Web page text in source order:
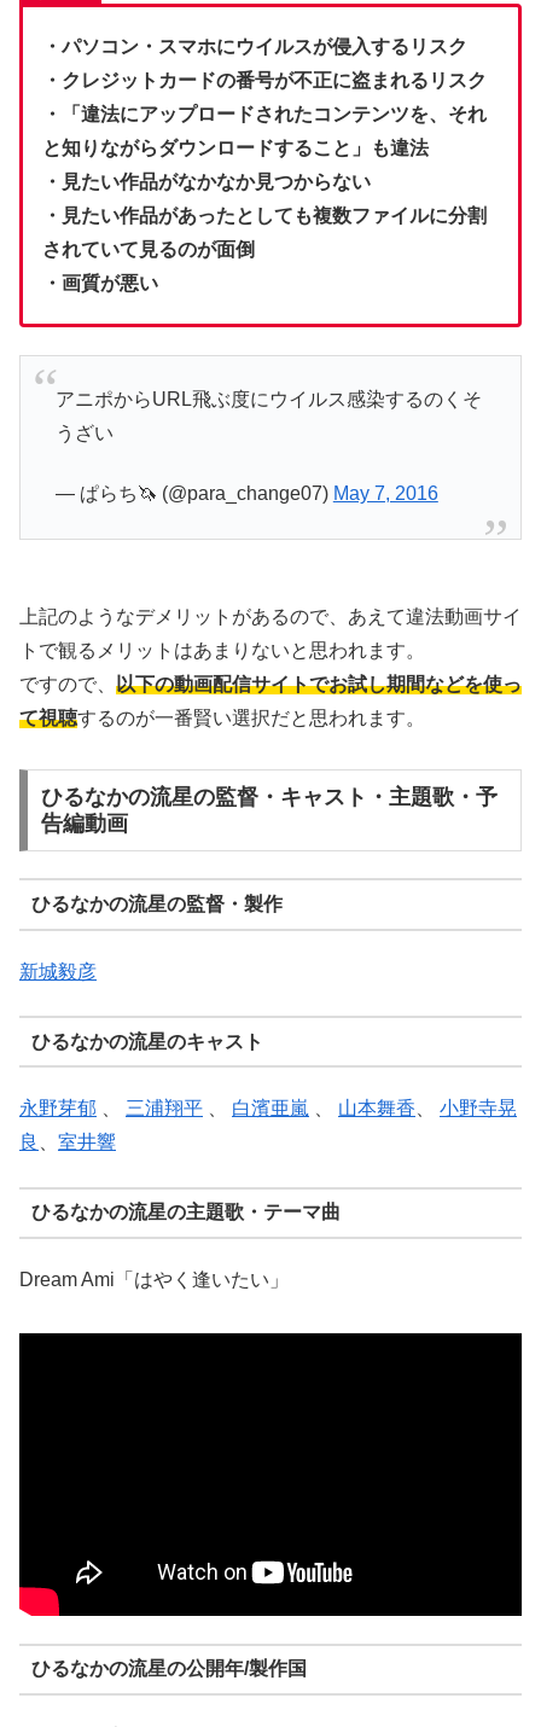
・パソコン・スマホにウイルスが侵入するリスク
・クレジットカードの番号が不正に盗まれるリスク
・「違法にアップロードされたコンテンツを、それ
と知りながらダウンロードすること」も違法
・見たい作品がなかなか見つからない
・見たい作品があったとしても複数ファイルに分割
されていて見るのが面倒
・画質が悪い
アニポからURL飛ぶ度にウイルス感染するのくそ
うざい
— ぱらち🦄 (@para_change07) May 7, 2016
上記のようなデメリットがあるので、あえて違法動画サイ
トで観るメリットはあまりないと思われます。
ですので、 以下の動画配信サイトでお試し期間などを使っ
て視聴するのが一番賢い選択だと思われます。
ひるなかの流星の監督・キャスト・主題歌・予
告編動画
ひるなかの流星の監督・製作
新城毅彦
ひるなかの流星のキャスト
永野芽郁 、 三浦翔平 、 白濱亜嵐 、 山本舞香、 小野寺晃
良 、 室井響
ひるなかの流星の主題歌・テーマ曲
Dream Ami「はやく逢いたい」
ひるなかの流星の公開年/製作国